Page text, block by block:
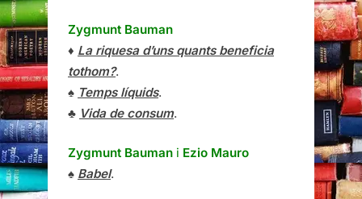
Zygmunt Bauman
♦ La riquesa d’uns quants beneficia
tothom?.
♠ Temps líquids.
♣ Vida de consum.
Zygmunt Bauman i Ezio Mauro
♠ Babel.